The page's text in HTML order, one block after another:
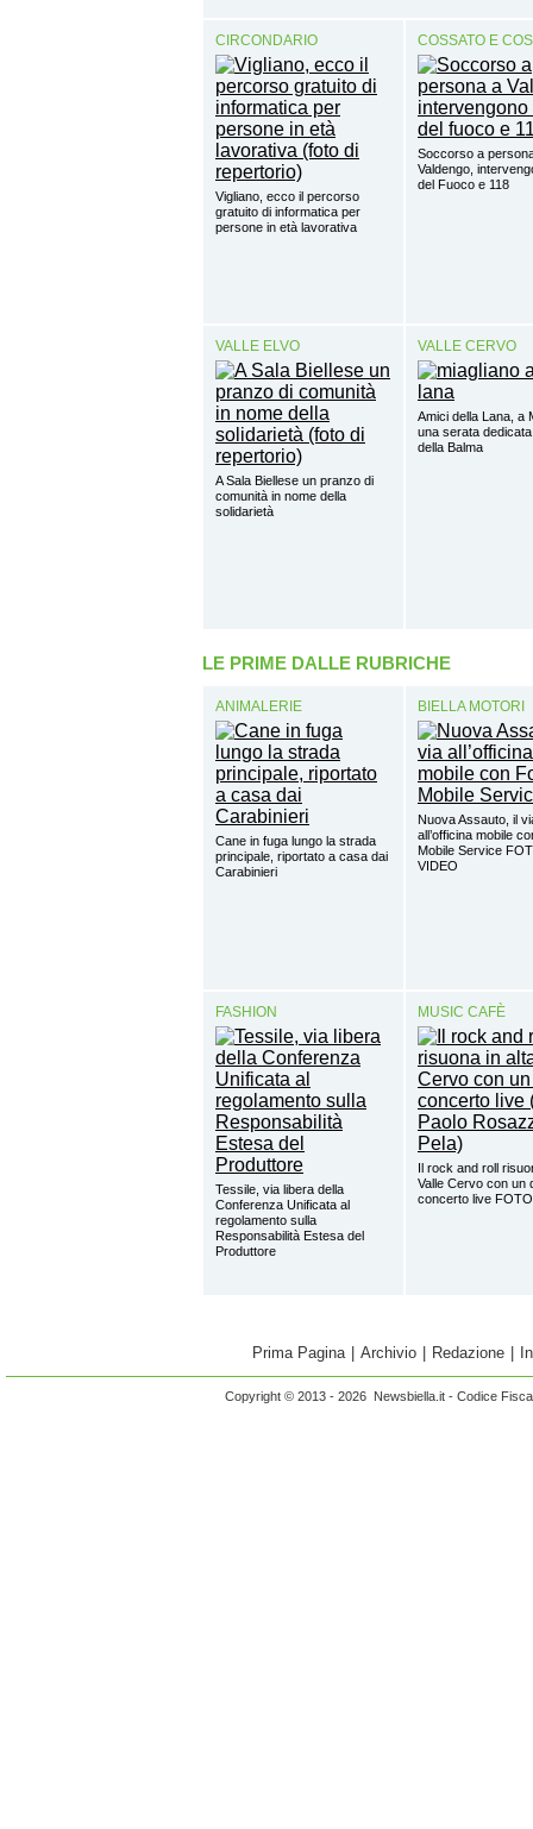
CIRCONDARIO
Vigliano, ecco il percorso
gratuito di informatica per
persone in età lavorativa
COSSATO E
Soccorso a
Valdengo,
del Fuoco e 118
VALLE ELVO
A Sala Biellese un pranzo di
comunità in nome della
solidarietà
VALLE CERVO
Amici della Lana, a
una serata
della Balma
LE PRIME DALLE RUBRICHE
ANIMALERIE
Cane in fuga lungo la strada
principale, riportato a casa dai
Carabinieri
BIELLA MOTORI
Nuova Assauto, il
all’officina mobile
Mobile Service
VIDEO
FASHION
Tessile, via libera della
Conferenza Unificata al
regolamento sulla
Responsabilità Estesa del
Produttore
MUSIC CAFÈ
Il rock and roll
Valle Cervo con un
concerto live FOTO
Prima Pagina Archivio Redazione
Copyright © 2013 - 2026 Newsbiella.it - Codice